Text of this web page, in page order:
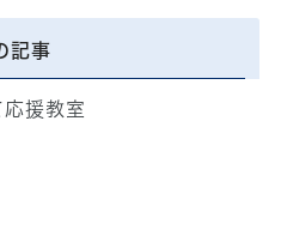
記事
援教室